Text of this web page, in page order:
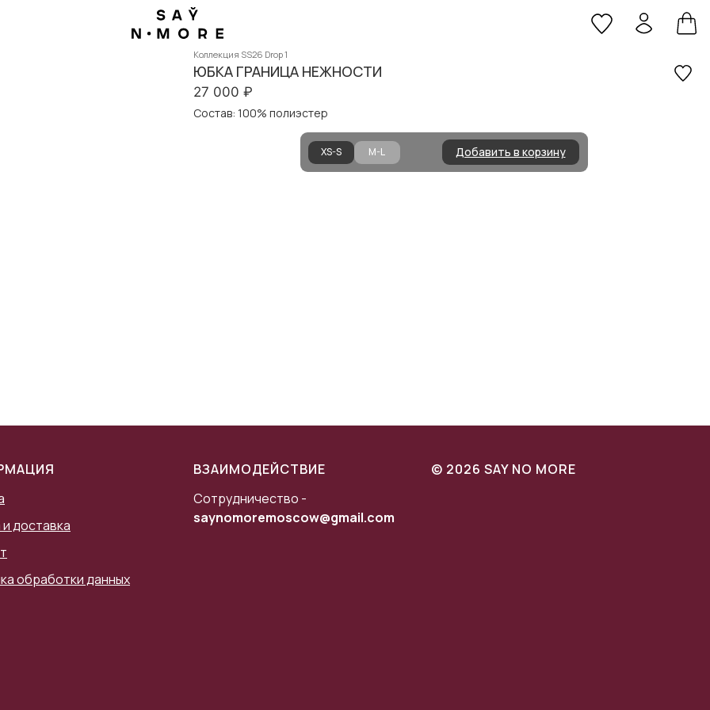
Коллекция SS26 Drop 1
ЮБКА ГРАНИЦА НЕЖНОСТИ
27 000 ₽
Состав: 100% полиэстер
XS-S M-L Добавить в корзину
доставка
обработки данных
ВЗАИМОДЕЙСТВИЕ
Сотрудничество -
saynomoremoscow@gmail.com
© 2026 SAY NO MORE